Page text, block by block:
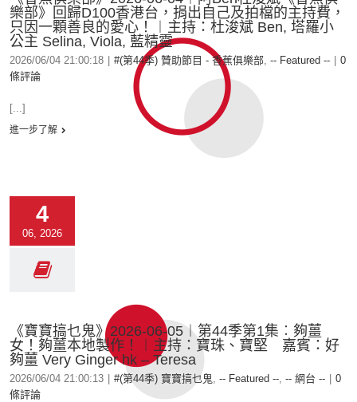
樂部》回歸D100香港台，捐出自己及拍檔的主持費，
只因一顆善良的愛心！︱主持：杜浚斌 Ben, 塔羅小
公主 Selina, Viola, 藍精靈
2026/06/04 21:00:18 #(第44季) 贊助節目 - 香蕉俱樂部, -- Featured --
0
條評論
[...]
進一步了解
4
06, 2026
《寶寶搞乜鬼》2026-06-05︱第44季第1集︰夠薑
女！夠薑本地製作！︱主持：寶珠、寶堅 嘉賓：好
夠薑 Very Ginger hk – Teresa
2026/06/04 21:00:13 #(第44季) 寶寶搞乜鬼, -- Featured --, -- 網台 --
0
條評論